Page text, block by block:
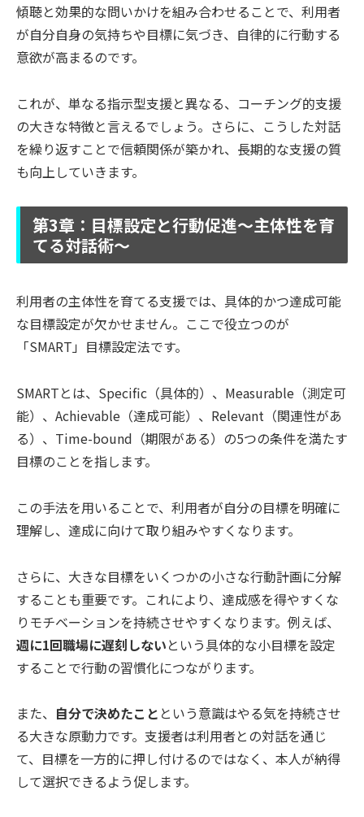
傾聴と効果的な問いかけを組み合わせることで、利用者
が自分自身の気持ちや目標に気づき、自律的に行動する
意欲が高まるのです。
これが、単なる指示型支援と異なる、コーチング的支援
の大きな特徴と言えるでしょう。さらに、こうした対話
を繰り返すことで信頼関係が築かれ、長期的な支援の質
も向上していきます。
第3章：目標設定と行動促進〜主体性を育
てる対話術〜
利用者の主体性を育てる支援では、具体的かつ達成可能
な目標設定が欠かせません。ここで役立つのが
「SMART」目標設定法です。
SMARTとは、Specific（具体的）、Measurable（測定可
能）、Achievable（達成可能）、Relevant（関連性があ
る）、Time-bound（期限がある）の5つの条件を満たす
目標のことを指します。
この手法を用いることで、利用者が自分の目標を明確に
理解し、達成に向けて取り組みやすくなります。
さらに、大きな目標をいくつかの小さな行動計画に分解
することも重要です。これにより、達成感を得やすくな
りモチベーションを持続させやすくなります。例えば、
週に1回職場に遅刻しないという具体的な小目標を設定
することで行動の習慣化につながります。
また、 自分で決めたこと という意識はやる気を持続させ
る大きな原動力です。支援者は利用者との対話を通じ
て、目標を一方的に押し付けるのではなく、本人が納得
して選択できるよう促します。